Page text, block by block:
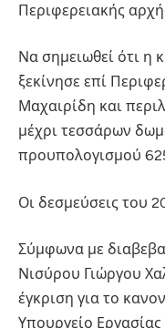
Περιφερειακής
Να σημειωθεί ότι η
ξεκίνησε επί
Μαχαιρίδη και
μέχρι τεσσάρων
προυπολογισμού
Οι δεσμεύσεις του
Σύμφωνα με
Νισύρου Γιώργου
έγκριση για το
Υπουργείο